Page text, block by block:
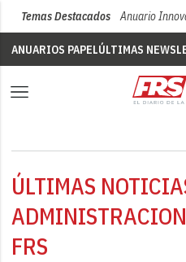
Temas Destacados Anuario
ANUARIOS PAPELÚLTIMAS
ÚLTIMAS
FRS